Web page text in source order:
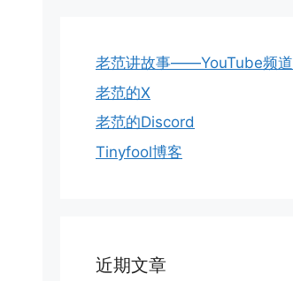
老范讲故事——YouTube频道
老范的X
老范的Discord
Tinyfool博客
近期文章